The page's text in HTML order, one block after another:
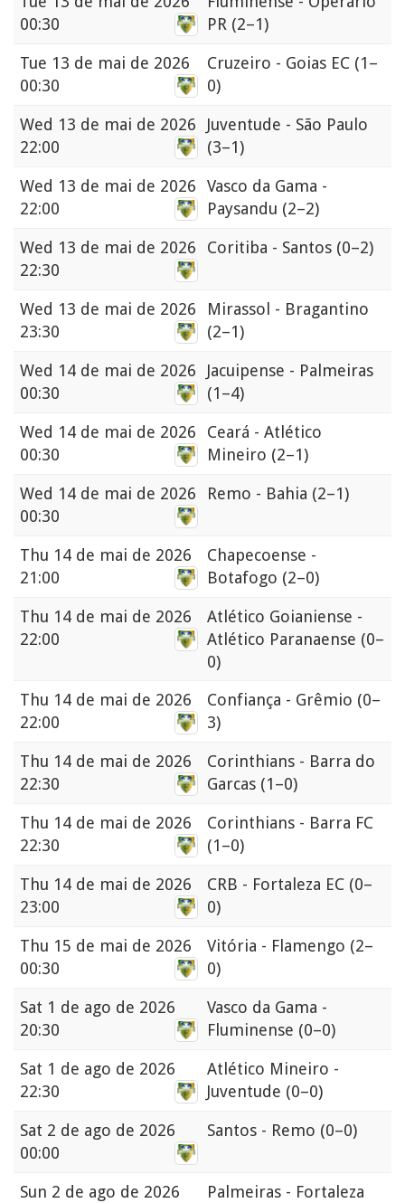
00:30
PR (2–1)
Tue 13 de mai de 2026
00:30
Cruzeiro - Goias EC (1–
0)
Wed 13 de mai de 2026
22:00
Juventude - São Paulo
(3–1)
Wed 13 de mai de 2026
22:00
Vasco da Gama -
Paysandu (2–2)
Wed 13 de mai de 2026
22:30
Coritiba - Santos (0–2)
Wed 13 de mai de 2026
23:30
Mirassol - Bragantino
(2–1)
Wed 14 de mai de 2026
00:30
Jacuipense - Palmeiras
(1–4)
Wed 14 de mai de 2026
00:30
Ceará - Atlético
Mineiro (2–1)
Wed 14 de mai de 2026
00:30
Remo - Bahia (2–1)
Thu 14 de mai de 2026
21:00
Chapecoense -
Botafogo (2–0)
Thu 14 de mai de 2026
22:00
Atlético Goianiense -
Atlético Paranaense (0–
0)
Thu 14 de mai de 2026
22:00
Confiança - Grêmio (0–
3)
Thu 14 de mai de 2026
22:30
Corinthians - Barra do
Garcas (1–0)
Thu 14 de mai de 2026
22:30
Corinthians - Barra FC
(1–0)
Thu 14 de mai de 2026
23:00
CRB - Fortaleza EC (0–
0)
Thu 15 de mai de 2026
00:30
Vitória - Flamengo (2–
0)
Sat 1 de ago de 2026
20:30
Vasco da Gama -
Fluminense (0–0)
Sat 1 de ago de 2026
22:30
Atlético Mineiro -
Juventude (0–0)
Sat 2 de ago de 2026
00:00
Santos - Remo (0–0)
Sun 2 de ago de 2026
Palmeiras - Fortaleza